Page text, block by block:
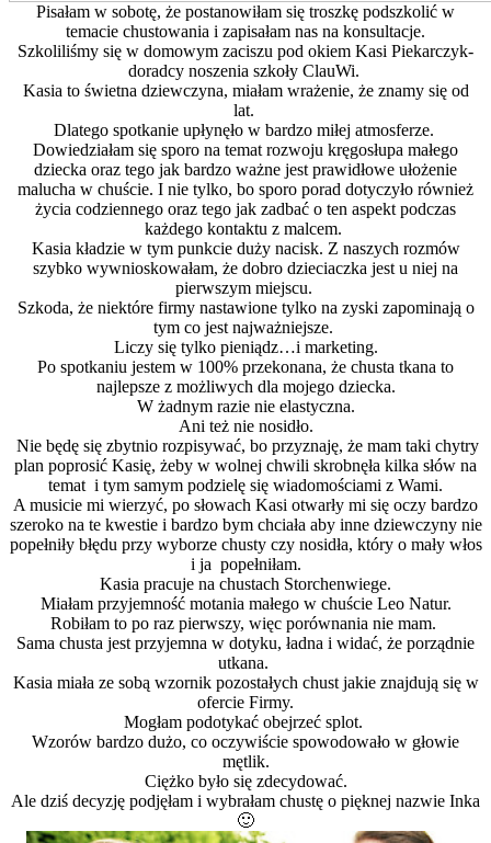
Pisałam w sobotę, że postanowiłam się troszkę podszkolić w
temacie chustowania i zapisałam nas na konsultacje.
Szkoliliśmy się w domowym zaciszu pod okiem Kasi Piekarczyk-
doradcy noszenia szkoły ClauWi.
Kasia to świetna dziewczyna, miałam wrażenie, że znamy się od
lat.
Dlatego spotkanie upłynęło w bardzo miłej atmosferze.
Dowiedziałam się sporo na temat rozwoju kręgosłupa małego
dziecka oraz tego jak bardzo ważne jest prawidłowe ułożenie
malucha w chuście. I nie tylko, bo sporo porad dotyczyło również
życia codziennego oraz tego jak zadbać o ten aspekt podczas
każdego kontaktu z malcem.
Kasia kładzie w tym punkcie duży nacisk. Z naszych rozmów
szybko wywnioskowałam, że dobro dzieciaczka jest u niej na
pierwszym miejscu.
Szkoda, że niektóre firmy nastawione tylko na zyski zapominają o
tym co jest najważniejsze.
Liczy się tylko pieniądz…i marketing.
Po spotkaniu jestem w 100% przekonana, że chusta tkana to
najlepsze z możliwych dla mojego dziecka.
W żadnym razie nie elastyczna.
Ani też nie nosidło.
Nie będę się zbytnio rozpisywać, bo przyznaję, że mam taki chytry
plan poprosić Kasię, żeby w wolnej chwili skrobnęła kilka słów na
temat i tym samym podzielę się wiadomościami z Wami.
A musicie mi wierzyć, po słowach Kasi otwarły mi się oczy bardzo
szeroko na te kwestie i bardzo bym chciała aby inne dziewczyny nie
popełniły błędu przy wyborze chusty czy nosidła, który o mały włos
i ja popełniłam.
Kasia pracuje na chustach Storchenwiege.
Miałam przyjemność motania małego w chuście Leo Natur.
Robiłam to po raz pierwszy, więc porównania nie mam.
Sama chusta jest przyjemna w dotyku, ładna i widać, że porządnie
utkana.
Kasia miała ze sobą wzornik pozostałych chust jakie znajdują się w
ofercie Firmy.
Mogłam podotykać obejrzeć splot.
Wzorów bardzo dużo, co oczywiście spowodowało w głowie
mętlik.
Ciężko było się zdecydować.
Ale dziś decyzję podjęłam i wybrałam chustę o pięknej nazwie Inka
🙂